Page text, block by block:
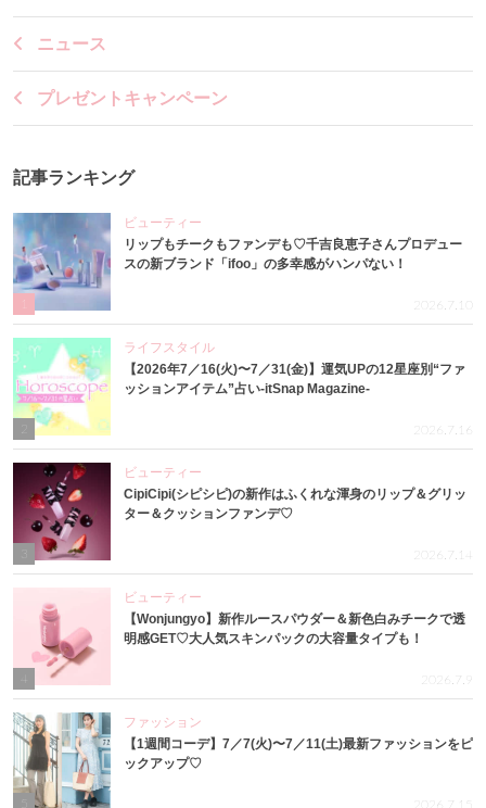
ニュース
プレゼントキャンペーン
記事ランキング
ビューティー
リップもチークもファンデも♡千吉良恵子さんプロデュー
スの新ブランド「ifoo」の多幸感がハンパない！
2026.7.10
ライフスタイル
【2026年7／16(火)〜7／31(金)】運気UPの12星座別“ファ
ッションアイテム”占い-itSnap Magazine-
2026.7.16
3
ビューティー
CipiCipi(シピシピ)の新作はふくれな渾身のリップ＆グリッ
ター＆クッションファンデ♡
2026.7.14
4
ビューティー
【Wonjungyo】新作ルースパウダー＆新色白みチークで透
明感GET♡大人気スキンパックの大容量タイプも！
2026.7.9
ファッション
【1週間コーデ】7／7(火)〜7／11(土)最新ファッションをピ
ックアップ♡
2026.7.15